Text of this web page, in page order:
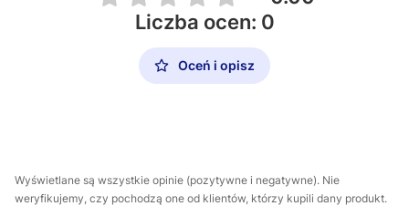
Liczba ocen: 0
Oceń i opisz
Wyświetlane są wszystkie opinie (pozytywne i negatywne). Nie
weryfikujemy, czy pochodzą one od klientów, którzy kupili dany produkt.